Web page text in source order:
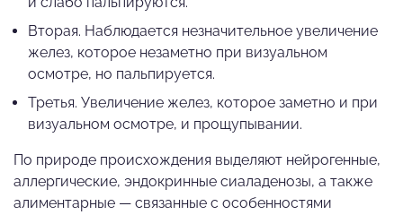
Вторая. Наблюдается незначительное увеличение
желез, которое незаметно при визуальном
осмотре, но пальпируется.
Третья. Увеличение желез, которое заметно и при
визуальном осмотре, и прощупывании.
По природе происхождения выделяют нейрогенные,
аллергические, эндокринные сиаладенозы, а также
алиментарные — связанные с особенностями